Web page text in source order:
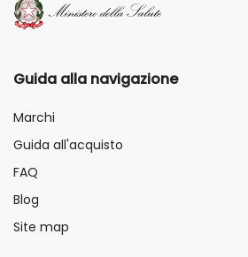
Guida alla navigazione
Marchi
Guida all'acquisto
FAQ
Blog
Site map